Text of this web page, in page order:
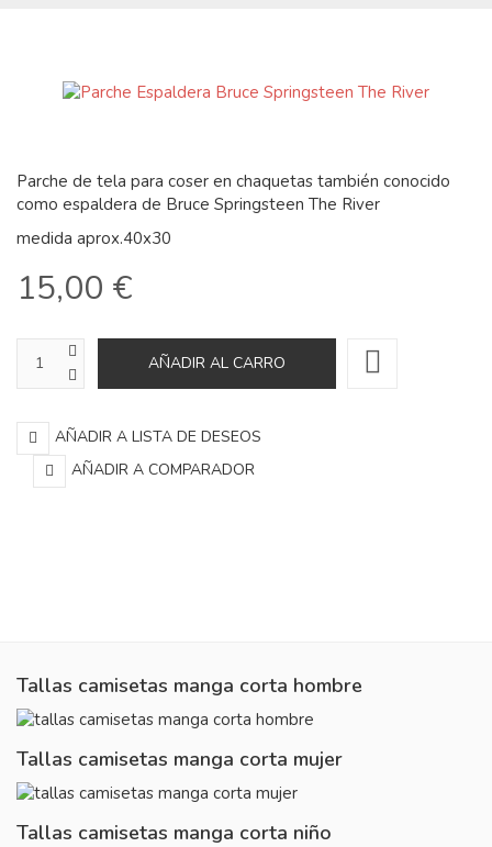
Parche de tela para coser en chaquetas también conocido
como espaldera de Bruce Springsteen The River
medida aprox.40x30
15,00 €
AÑADIR A LISTA DE DESEOS
AÑADIR A COMPARADOR
Tallas camisetas manga corta hombre
Tallas camisetas manga corta mujer
Tallas camisetas manga corta niño